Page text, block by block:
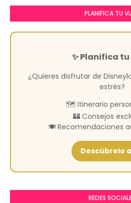
PLANIFICA TU
✨ Planifica
¿Quieres disfrutar de
estrés?
🗺️ Itinerario
🏰 Consejos
🍽️ Recomendaciones
Descúbrelo
REDES